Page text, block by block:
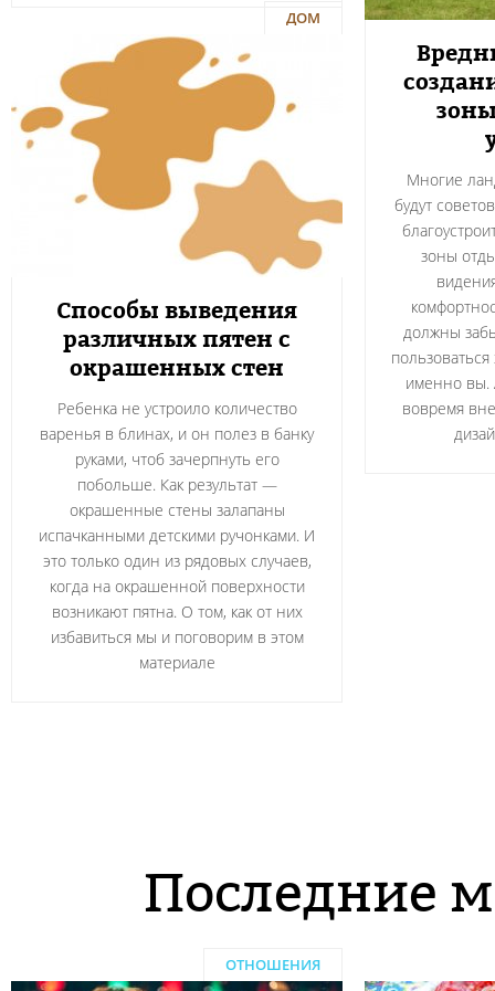
Многие
будут
зоны
должны
именно вы.
вовремя
ДОМ
Способы выведения
различных пятен с
окрашенных стен
Ребенка не устроило количество
варенья в блинах, и он полез в банку
руками, чтоб зачерпнуть его
побольше. Как результат —
окрашенные стены залапаны
испачканными детскими ручонками. И
это только один из рядовых случаев,
когда на окрашенной поверхности
возникают пятна. О том, как от них
избавиться мы и поговорим в этом
материале
Последние
ОТНОШЕНИЯ